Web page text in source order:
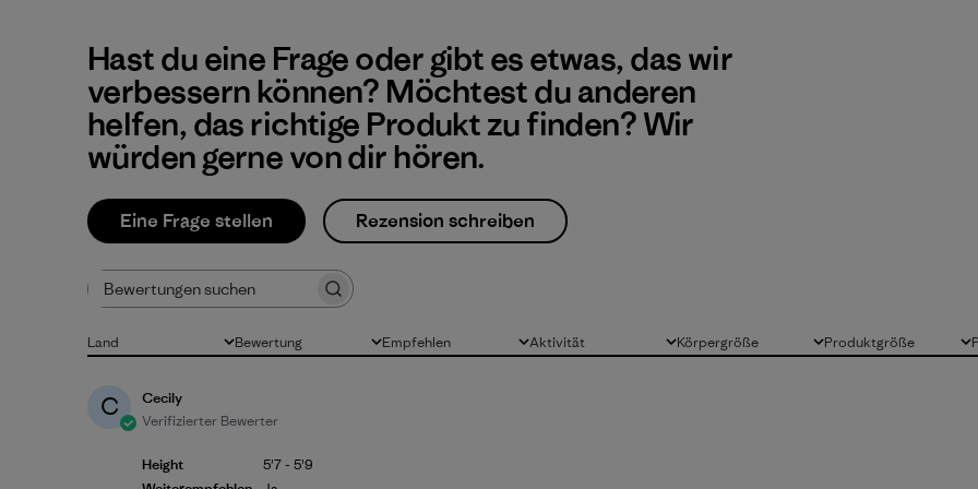
Hast du eine Frage oder gibt es etwas, das wir
verbessern können? Möchtest du anderen
helfen, das richtige Produkt zu finden? Wir
würden gerne von dir hören.
Eine Frage stellen Rezension schreiben
Bewertungen suchen
Bewertung
Alle Bewertungen
Land
Alle Empfehlen
Alle Körpergröße
Alle Produktgröße
Alle
Aktivität
Alle
C
Cecily
Verifizierter Bewerter
Height
5'7 - 5'9